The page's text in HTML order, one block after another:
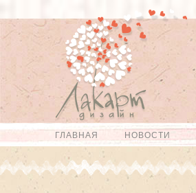
Перейти к
основному
содержанию
Skip to
navigation
Главное меню
ГЛАВНАЯ НОВОСТИ